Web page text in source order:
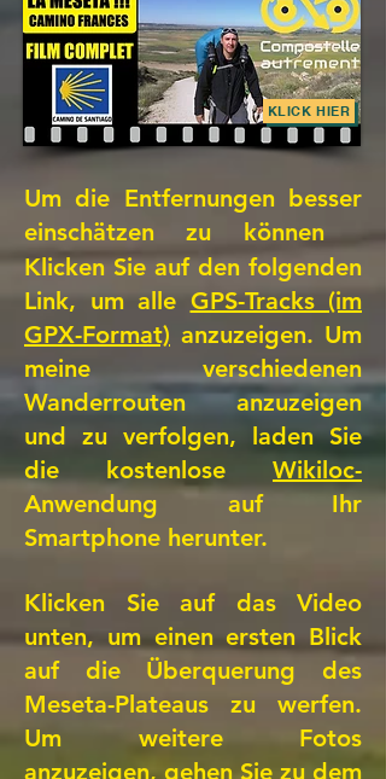
KLICK HIER
Um die Entfernungen besser
einschätzen zu können
Klicken Sie auf den folgenden
Link, um alle GPS-Tracks (im
GPX-Format) anzuzeigen. Um
meine verschiedenen
Wanderrouten anzuzeigen
und zu verfolgen, laden Sie
die kostenlose Wikiloc-
Anwendung auf Ihr
Smartphone herunter.
Klicken Sie auf das Video
unten, um einen ersten Blick
auf die Überquerung des
Meseta-Plateaus zu werfen.
Um weitere Fotos
anzuzeigen, gehen Sie zu dem